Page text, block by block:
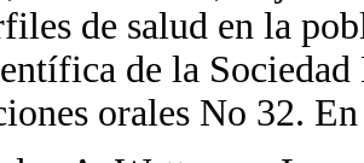
de salud en la
de la
orales No 32.